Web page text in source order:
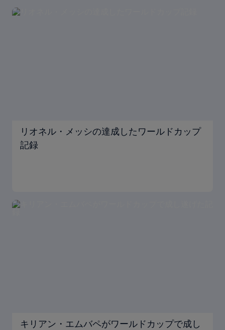
リオネル・メッシの達成したワールドカップ
記録
キリアン・エムバペがワールドカップで成し